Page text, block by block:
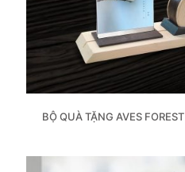
BỘ QUÀ TẶNG AVES FOREST